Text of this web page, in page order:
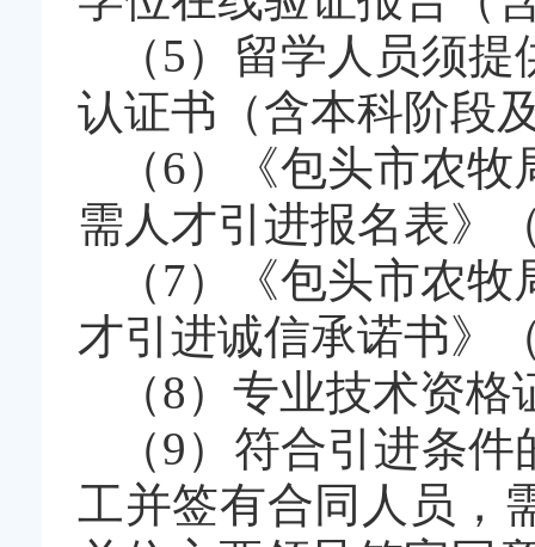
（5）留学人员须
认证书（含本科阶段
（6）《包头市农
需人才引进报名表》
（7）《包头市农
才引进诚信承诺书》
（8）专业技术资
（9）符合引进条
工并签有合同人员，